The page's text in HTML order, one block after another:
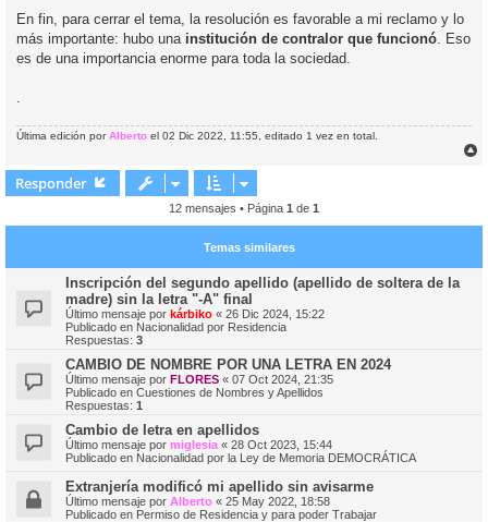
En fin, para cerrar el tema, la resolución es favorable a mi reclamo y lo
más importante: hubo una institución de contralor que funcionó . Eso
es de una importancia enorme para toda la sociedad.
Última edición porAlberto el 02 Dic 2022, 11:55, editado 1 vez en total.
a
Responder
12 mensajes • Página 1 de 1
Temas similares
Inscripción del segundo apellido (apellido de soltera de la
madre) sin la letra "-A" final
Último mensaje por kárbiko « 26 Dic 2024, 15:22
Publicado en Nacionalidad por Residencia
Respuestas: 3
CAMBIO DE NOMBRE POR UNA LETRA EN 2024
Último mensaje por FLORES « 07 Oct 2024, 21:35
Publicado en Cuestiones de Nombres y Apellidos
Respuestas: 1
Cambio de letra en apellidos
Último mensaje por miglesia « 28 Oct 2023, 15:44
Publicado en Nacionalidad por la Ley de Memoria DEMOCRÁTICA
Extranjería modificó mi apellido sin avisarme
Último mensaje por Alberto « 25 May 2022, 18:58
Publicado en Permiso de Residencia y para poder Trabajar